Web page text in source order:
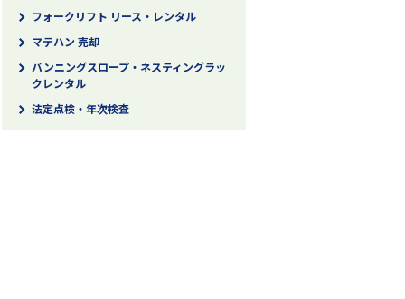
フォークリフト リース・レンタル
マテハン 売却
バンニングスロープ・ネスティングラッ
クレンタル
法定点検・年次検査